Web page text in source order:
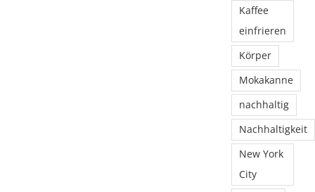
Kaffee
einfrieren
Körper
Mokakanne
nachhaltig
Nachhaltigkeit
New York
City